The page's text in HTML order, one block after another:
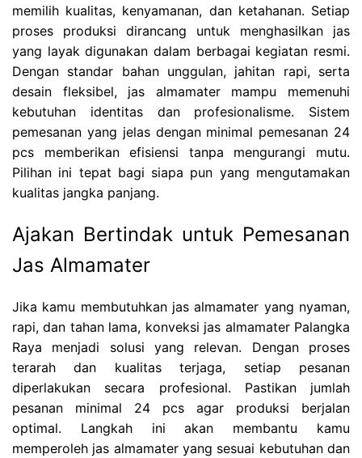
memilih kualitas, kenyamanan, dan ketahanan. Setiap
proses produksi dirancang untuk menghasilkan jas
yang layak digunakan dalam berbagai kegiatan resmi.
Dengan standar bahan unggulan, jahitan rapi, serta
desain fleksibel, jas almamater mampu memenuhi
kebutuhan identitas dan profesionalisme. Sistem
pemesanan yang jelas dengan minimal pemesanan 24
pcs memberikan efisiensi tanpa mengurangi mutu.
Pilihan ini tepat bagi siapa pun yang mengutamakan
kualitas jangka panjang.
Ajakan Bertindak untuk Pemesanan
Jas Almamater
Jika kamu membutuhkan jas almamater yang nyaman,
rapi, dan tahan lama, konveksi jas almamater Palangka
Raya menjadi solusi yang relevan. Dengan proses
terarah dan kualitas terjaga, setiap pesanan
diperlakukan secara profesional. Pastikan jumlah
pesanan minimal 24 pcs agar produksi berjalan
optimal. Langkah ini akan membantu kamu
memperoleh jas almamater yang sesuai kebutuhan dan